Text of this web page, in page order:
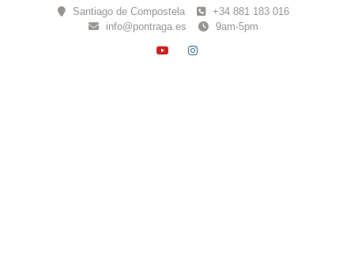
Santiago de Compostela
+34 881 183 016
info@pontraga.es
9am-5pm
YOUTUBE
INSTAGRAM